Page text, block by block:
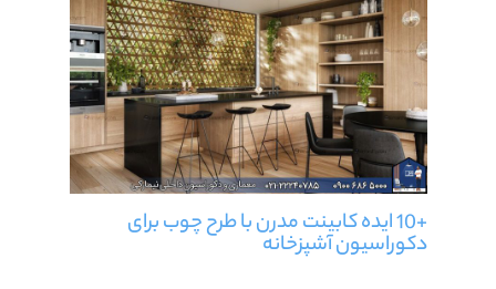
+10 ایده کابینت مدرن با طرح چوب برای
دکوراسیون آشپزخانه